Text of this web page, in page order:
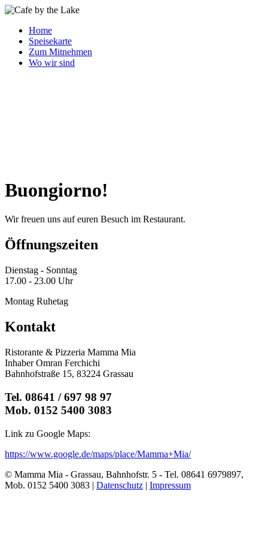
Home
Speisekarte
Zum Mitnehmen
Wo wir sind
Buongiorno!
Wir freuen uns auf euren Besuch im Restaurant.
Öffnungszeiten
Dienstag - Sonntag
17.00 - 23.00 Uhr
Montag Ruhetag
Kontakt
Ristorante & Pizzeria Mamma Mia
Inhaber Omran Ferchichi
Bahnhofstraße 15, 83224 Grassau
Tel. 08641 / 697 98 97
Mob. 0152 5400 3083
Link zu Google Maps:
https://www.google.de/maps/place/Mamma+Mia/
© Mamma Mia - Grassau, Bahnhofstr. 5 - Tel. 08641 6979897,
Mob. 0152 5400 3083 | Datenschutz | Impressum